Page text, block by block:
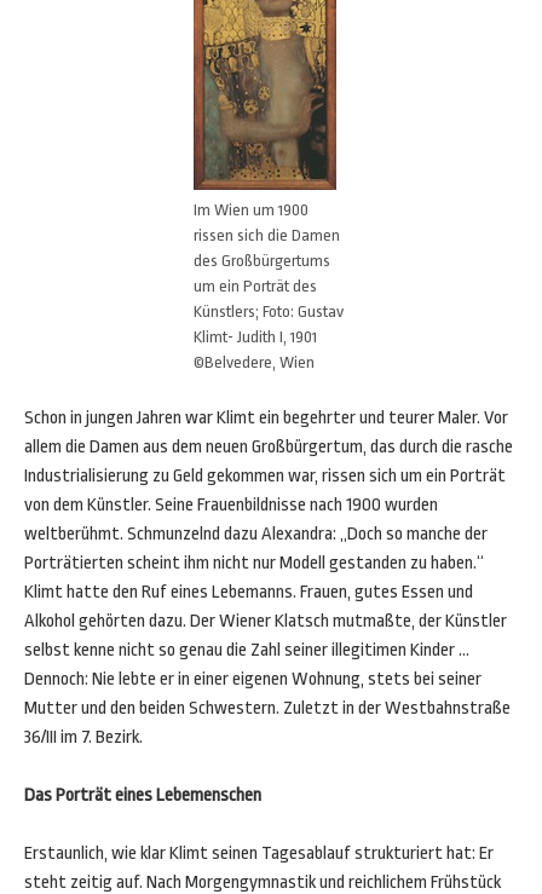
Im Wien um 1900
rissen sich die Damen
des Großbürgertums
um ein Porträt des
Künstlers; Foto: Gustav
Klimt- Judith I, 1901
©Belvedere, Wien
Schon in jungen Jahren war Klimt ein begehrter und teurer Maler. Vor
allem die Damen aus dem neuen Großbürgertum, das durch die rasche
Industrialisierung zu Geld gekommen war, rissen sich um ein Porträt
von dem Künstler. Seine Frauenbildnisse nach 1900 wurden
weltberühmt. Schmunzelnd dazu Alexandra: „Doch so manche der
Porträtierten scheint ihm nicht nur Modell gestanden zu haben.“
Klimt hatte den Ruf eines Lebemanns. Frauen, gutes Essen und
Alkohol gehörten dazu. Der Wiener Klatsch mutmaßte, der Künstler
selbst kenne nicht so genau die Zahl seiner illegitimen Kinder …
Dennoch: Nie lebte er in einer eigenen Wohnung, stets bei seiner
Mutter und den beiden Schwestern. Zuletzt in der Westbahnstraße
36/III im 7. Bezirk.
Das Porträt eines Lebemenschen
Erstaunlich, wie klar Klimt seinen Tagesablauf strukturiert hat: Er
steht zeitig auf. Nach Morgengymnastik und reichlichem Frühstück